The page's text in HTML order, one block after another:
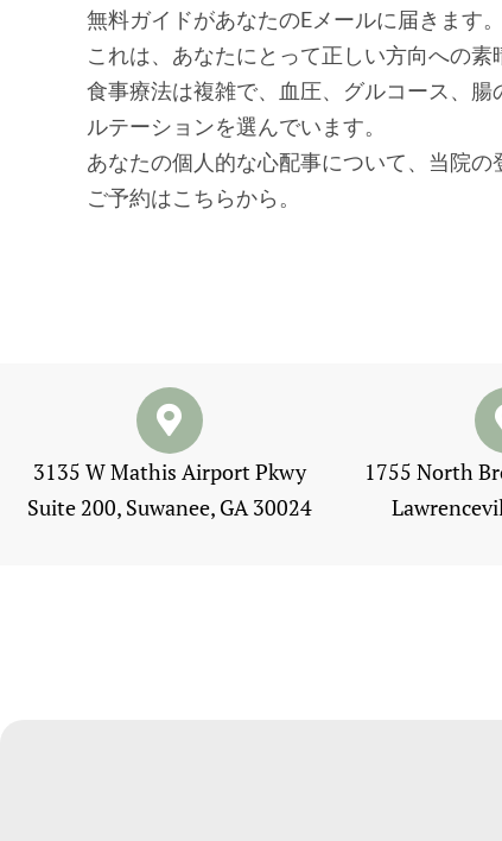
無料ガイドがあなたのEメールに届きます。
これは、あなたにとって正しい方向への
食事療法は複雑で、血圧、グルコース、
ルテーションを選んでいます。
あなたの個人的な心配事について、当院の
ご予約はこちらから。
3135 W Mathis Airport Pkwy
Suite 200, Suwanee, GA 30024
1755 North